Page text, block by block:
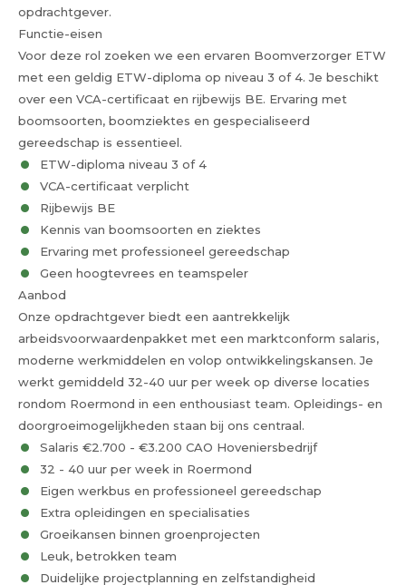
opdrachtgever.
Functie-eisen
Voor deze rol zoeken we een ervaren Boomverzorger ETW
met een geldig ETW-diploma op niveau 3 of 4. Je beschikt
over een VCA-certificaat en rijbewijs BE. Ervaring met
boomsoorten, boomziektes en gespecialiseerd
gereedschap is essentieel.
ETW-diploma niveau 3 of 4
VCA-certificaat verplicht
Rijbewijs BE
Kennis van boomsoorten en ziektes
Ervaring met professioneel gereedschap
Geen hoogtevrees en teamspeler
Aanbod
Onze opdrachtgever biedt een aantrekkelijk
arbeidsvoorwaardenpakket met een marktconform salaris,
moderne werkmiddelen en volop ontwikkelingskansen. Je
werkt gemiddeld 32-40 uur per week op diverse locaties
rondom Roermond in een enthousiast team. Opleidings- en
doorgroeimogelijkheden staan bij ons centraal.
Salaris €2.700 - €3.200 CAO Hoveniersbedrijf
32 - 40 uur per week in Roermond
Eigen werkbus en professioneel gereedschap
Extra opleidingen en specialisaties
Groeikansen binnen groenprojecten
Leuk, betrokken team
Duidelijke projectplanning en zelfstandigheid